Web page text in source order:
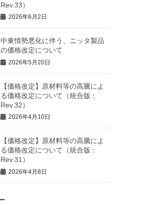
Rev.33）
2026年6月2日
中東情勢悪化に伴う、ニッタ製品
の価格改定について
2026年5月20日
【価格改定】原材料等の高騰によ
る価格改定について（統合版：
Rev.32）
2026年4月10日
【価格改定】原材料等の高騰によ
る価格改定について（統合版：
Rev.31）
2026年4月8日